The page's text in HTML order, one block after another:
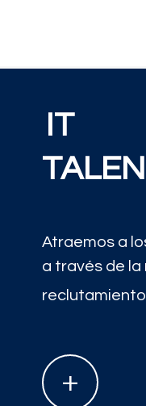
IT
Atraemos a
a través de
reclutamiento
+